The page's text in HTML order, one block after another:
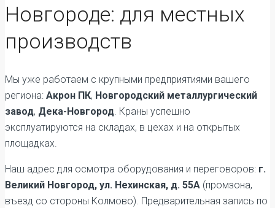
Новгороде: для местных
производств
Мы уже работаем с крупными предприятиями вашего
региона: Акрон ПК, Новгородский металлургический
завод, Дека-Новгород. Краны успешно
эксплуатируются на складах, в цехах и на открытых
площадках.
Наш адрес для осмотра оборудования и переговоров: г.
Великий Новгород, ул. Нехинская, д. 55А (промзона,
въезд со стороны Колмово). Предварительная запись по